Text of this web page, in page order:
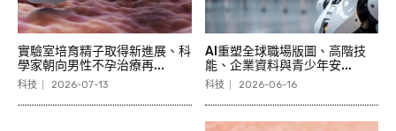
實驗室培育精子取得新進展、科
學家朝向男性不孕治療再...
科技 2026-07-13
AI重塑全球職場版圖、高階技
能、企業資料與青少年安...
科技 2026-06-16